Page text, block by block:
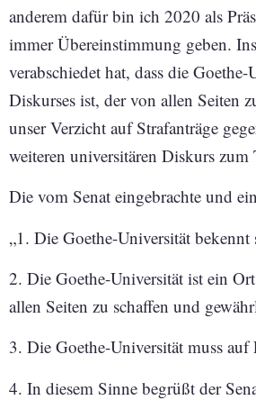
anderem dafür bin ich 2020 als
immer Übereinstimmung geben.
verabschiedet hat, dass die
Diskurses ist, der von allen Seiten
unser Verzicht auf Strafanträge
weiteren universitären Diskurs
Die vom Senat eingebrachte und
„1. Die Goethe-Universität
2. Die Goethe-Universität ist ein
allen Seiten zu schaffen und
3. Die Goethe-Universität muss
4. In diesem Sinne begrüßt der